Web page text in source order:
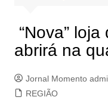
“Nova”
abrirá na
Jornal Momento
REGIÃO